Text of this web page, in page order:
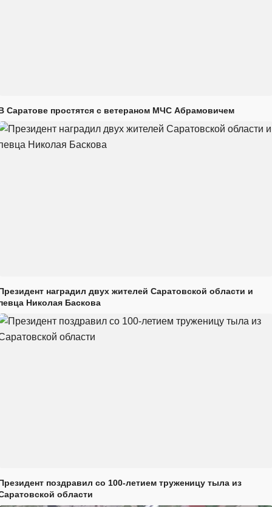
Саратове простятся с ветераном МЧС Абрамовичем
наградил двух жителей Саратовской области и
Николая Баскова
поздравил со 100-летием труженицу тыла из
области